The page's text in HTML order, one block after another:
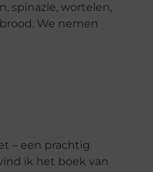
spinazie, wortelen,
We nemen
– een prachtig
ik het boek van